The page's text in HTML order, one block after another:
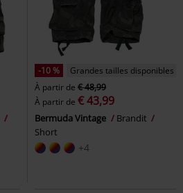
-10 %
Grandes tailles disponibles
À partir de € 48,99
À partir de € 43,99
Bermuda Vintage
Brandit
Short
+4